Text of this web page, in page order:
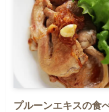
プルーンエキスの食